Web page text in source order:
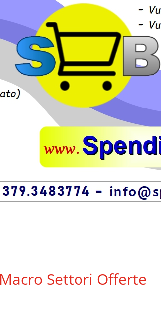
Macro Settori Offerte